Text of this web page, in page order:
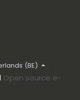
(BE)
Open source e-